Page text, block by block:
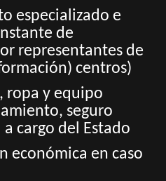
especializado e
de
representantes de
centros)
ropa y equipo
seguro
cargo del Estado
económica en caso